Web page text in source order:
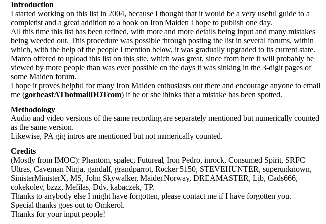
Introduction
I started working on this list in 2004, because I thought that it would be a very useful guide to a
completist and a great addition to a book on Iron Maiden I hope to publish one day.
All this time this list has been refined, with more and more details being input and many mistakes
being weeded out. This procedure was possible through posting the list in several forums, within
which, with the help of the people I mention below, it was gradually upgraded to its current state.
Marco offered to upload this list on this site, which was great, since from here it will probably be
viewed by more people than was ever possible on the days it was sinking in the 3-digit pages of
some Maiden forum.
I hope it proves helpful for many Iron Maiden enthusiasts out there and encourage anyone to email
me (gorbeastAThotmailDOTcom) if he or she thinks that a mistake has been spotted.
Methodology
Audio and video versions of the same recording are separately mentioned but numerically counted
as the same version.
Likewise, PA gig intros are mentioned but not numerically counted.
Credits
(Mostly from IMOC): Phantom, spalec, Futureal, Iron Pedro, inrock, Consumed Spirit, SRFC
Ultras, Caveman Ninja, gandalf, grandparrot, Rocker 5150, STEVEHUNTER, superunknown,
SinisterMinisterX, MS, John Skywalker, MaidenNorway, DREAMASTER, Lib, Cads666,
cokekolev, bzzz, Mefilas, Ddv, kabaczek, TP.
Thanks to anybody else I might have forgotten, please contact me if I have forgotten you.
Special thanks goes out to Omkerol.
Thanks for your input people!